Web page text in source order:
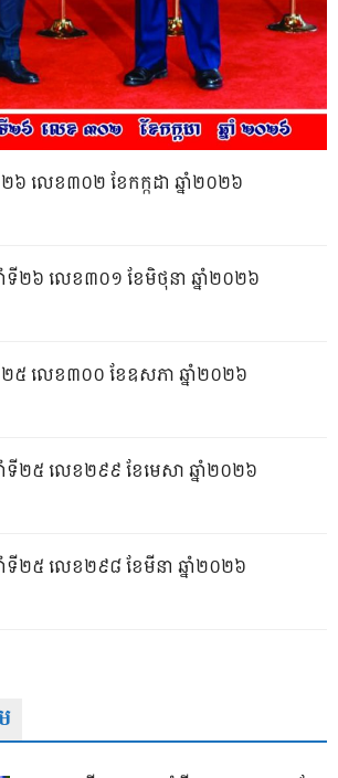
២៦ លេខ៣០២ ខែកក្កដា ឆ្នាំ២០២៦
ាំទី២៦ លេខ៣០១ ខែមិថុនា ឆ្នាំ២០២៦
ទី២៥ លេខ៣០០ ខែឧសភា ឆ្នាំ២០២៦
ាំទី២៥ លេខ២៩៩ ខែមេសា ឆ្នាំ២០២៦
ាំទី២៥ លេខ២៩៨ ខែមីនា ឆ្នាំ២០២៦